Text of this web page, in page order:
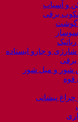
و آسیاب
برقی
گوشت
شارژی و جارو ایستاده
برقی
و مبل شور
قوه
پیشانی